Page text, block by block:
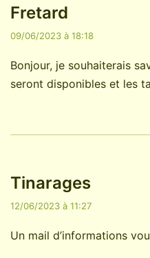
Fretard
09/06/2023 à 18:18
Bonjour, je souhaiterais
seront disponibles et les
Tinarages
12/06/2023 à 11:27
Un mail d’informations